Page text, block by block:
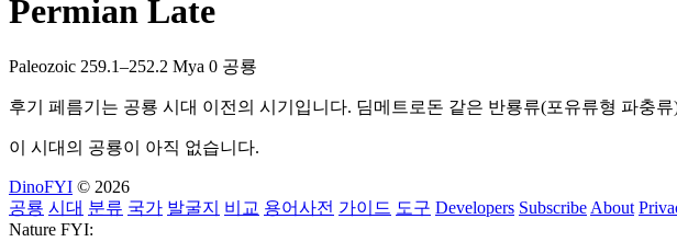
Permian Late
Paleozoic 259.1–252.2 Mya 0 공룡
후기 페름기는 공룡 시대 이전의 시기입니다. 딤메트로돈 같은 반룡류(포유류형 파충
이 시대의 공룡이 아직 없습니다.
DinoFYI © 2026
공룡 시대 분류 국가 발굴지 비교 용어사전 가이드 도구 Developers Subscribe About
Nature FYI: